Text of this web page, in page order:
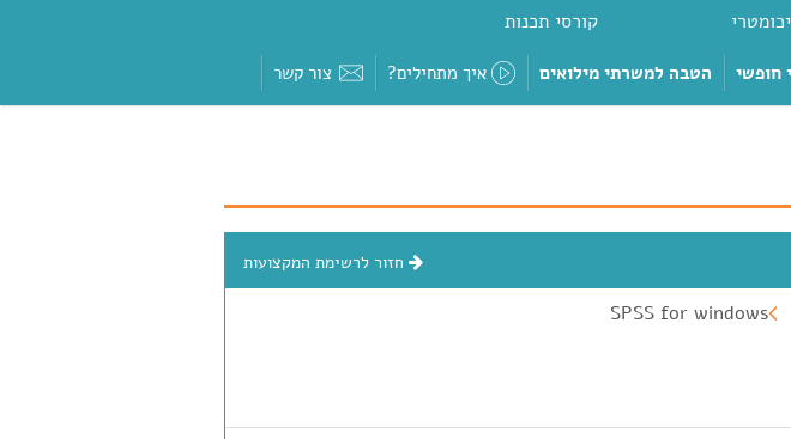
קורסי תכנות
חופשי הטבה למשרתי מילואים איך מתחילים? צור קשר
חזור לרשימת המקצועות
SPSS for windows